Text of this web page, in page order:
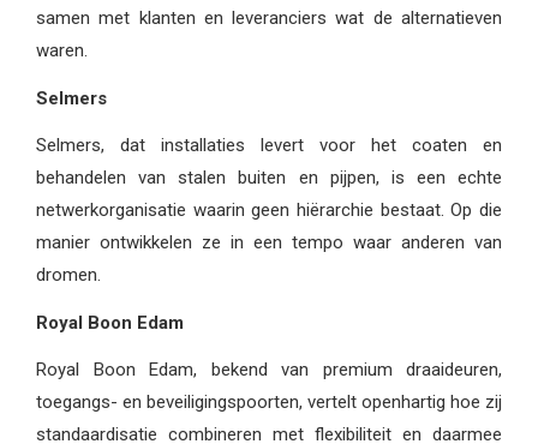
samen met klanten en leveranciers wat de alternatieven
waren.
Selmers
Selmers, dat installaties levert voor het coaten en
behandelen van stalen buiten en pijpen, is een echte
netwerkorganisatie waarin geen hiërarchie bestaat. Op die
manier ontwikkelen ze in een tempo waar anderen van
dromen.
Royal Boon Edam
Royal Boon Edam, bekend van premium draaideuren,
toegangs- en beveiligingspoorten, vertelt openhartig hoe zij
standaardisatie combineren met flexibiliteit en daarmee